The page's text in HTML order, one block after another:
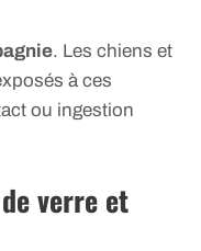
. Les chiens et
à ces
ou ingestion
verre et